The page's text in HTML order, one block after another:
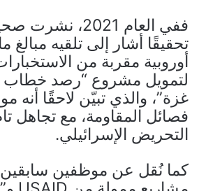
ففي العام 2021،
تحقيقًا أشار إلى تلقيه مبالغ
أوروبية مقربة من
لتمويل مشروع “رصد خطاب
غزة”، والذي تبيّن لاحقًا أنه
فصائل المقاومة، مع تجاهل
التحريض الإسرائيلي.
كما نُقل عن موظفين